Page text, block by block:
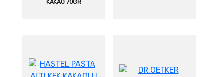
KAKAO 70GR